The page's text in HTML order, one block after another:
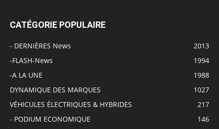
CATÉGORIE POPULAIRE
- DERNIÈRES News
2013
-FLASH-News
1994
-A LA UNE
1988
DYNAMIQUE DES MARQUES
1027
VÉHICULES ÉLECTRIQUES & HYBRIDES
217
- PODIUM ECONOMIQUE
146